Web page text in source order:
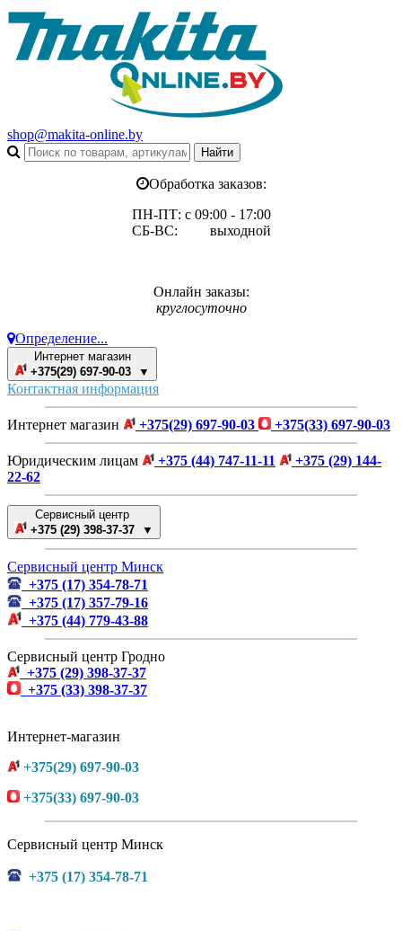
shop@makita-online.by
Обработка заказов:
ПН-ПТ: с 09:00 - 17:00
СБ-ВС: выходной
Онлайн заказы:
круглосуточно
Определение...
Интернет магазин
+375(29) 697-90-03 ▼
Контактная информация
Интернет магазин +375(29) 697-90-03 +375(33) 697-90-03
Юридическим лицам +375 (44) 747-11-11
+375 (29) 144-
22-62
Сервисный центр
+375 (29) 398-37-37 ▼
Сервисный центр Минск
+375 (17) 354-78-71
+375 (17) 357-79-16
+375 (44) 779-43-88
Сервисный центр Гродно
+375 (29) 398-37-37
+375 (33) 398-37-37
Интернет-магазин
+375(29) 697-90-03
+375(33) 697-90-03
Сервисный центр Минск
+375 (17) 354-78-71